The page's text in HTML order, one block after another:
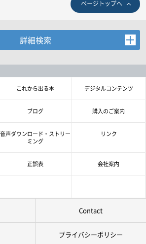
ページトップへ
詳細検索
択後検索ボタンを押してください。
これから出る本 デジタルコンテンツ
ブログ 購入のご案内
音声ダウンロード・ストリー
ミング
リンク
正誤表 会社案内
Contact
プライバシーポリシー